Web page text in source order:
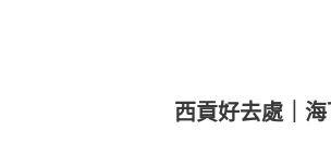
西貢好去處｜